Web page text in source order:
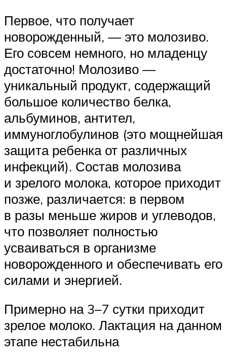
Первое, что получает
новорожденный, — это молозиво.
Его совсем немного, но младенцу
достаточно! Молозиво —
уникальный продукт, содержащий
большое количество белка,
альбуминов, антител,
иммуноглобулинов (это мощнейшая
защита ребенка от различных
инфекций). Состав молозива
и зрелого молока, которое приходит
позже, различается: в первом
в разы меньше жиров и углеводов,
что позволяет полностью
усваиваться в организме
новорожденного и обеспечивать его
силами и энергией.
Примерно на 3–7 сутки приходит
зрелое молоко. Лактация на данном
этапе нестабильна